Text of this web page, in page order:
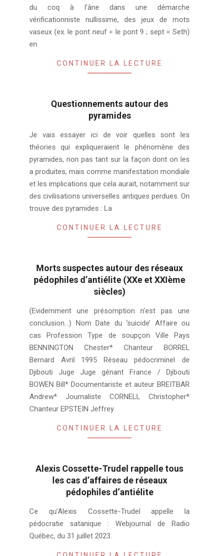
du coq à l’âne dans une démarche
vérificationniste nullissime, des jeux de mots
vaseux (ex. le pont neuf = le pont 9 ; sept = Seth)
en
CONTINUER LA LECTURE
Questionnements autour des
pyramides
12-
28
Je vais essayer ici de voir quelles sont les
théories qui expliqueraient le phénomène des
pyramides, non pas tant sur la façon dont on les
a produites, mais comme manifestation mondiale
et les implications que cela aurait, notamment sur
des civilisations universelles antiques perdues. On
trouve des pyramides : La
CONTINUER LA LECTURE
Morts suspectes autour des réseaux
pédophiles d’antiélite (XXe et XXIème
siècles)
07-
31
(Evidemment une présomption n’est pas une
conclusion…) Nom Date du ‘suicide’ Affaire ou
cas Profession Type de soupçon Ville Pays
BENNINGTON Chester* Chanteur BORREL
Bernard Avril 1995 Réseau pédocriminel de
Djibouti Juge Juge gênant France / Djibouti
BOWEN Bill* Documentariste et auteur BREITBAR
Andrew* Journaliste CORNELL Christopher*
Chanteur EPSTEIN Jeffrey
CONTINUER LA LECTURE
Alexis Cossette-Trudel rappelle tous
les cas d’affaires de réseaux
pédophiles d’antiélite
07-
31
Ce qu’Alexis Cossette-Trudel appelle la
pédocratie satanique : Webjournal de Radio
Québec, du 31 juillet 2023.